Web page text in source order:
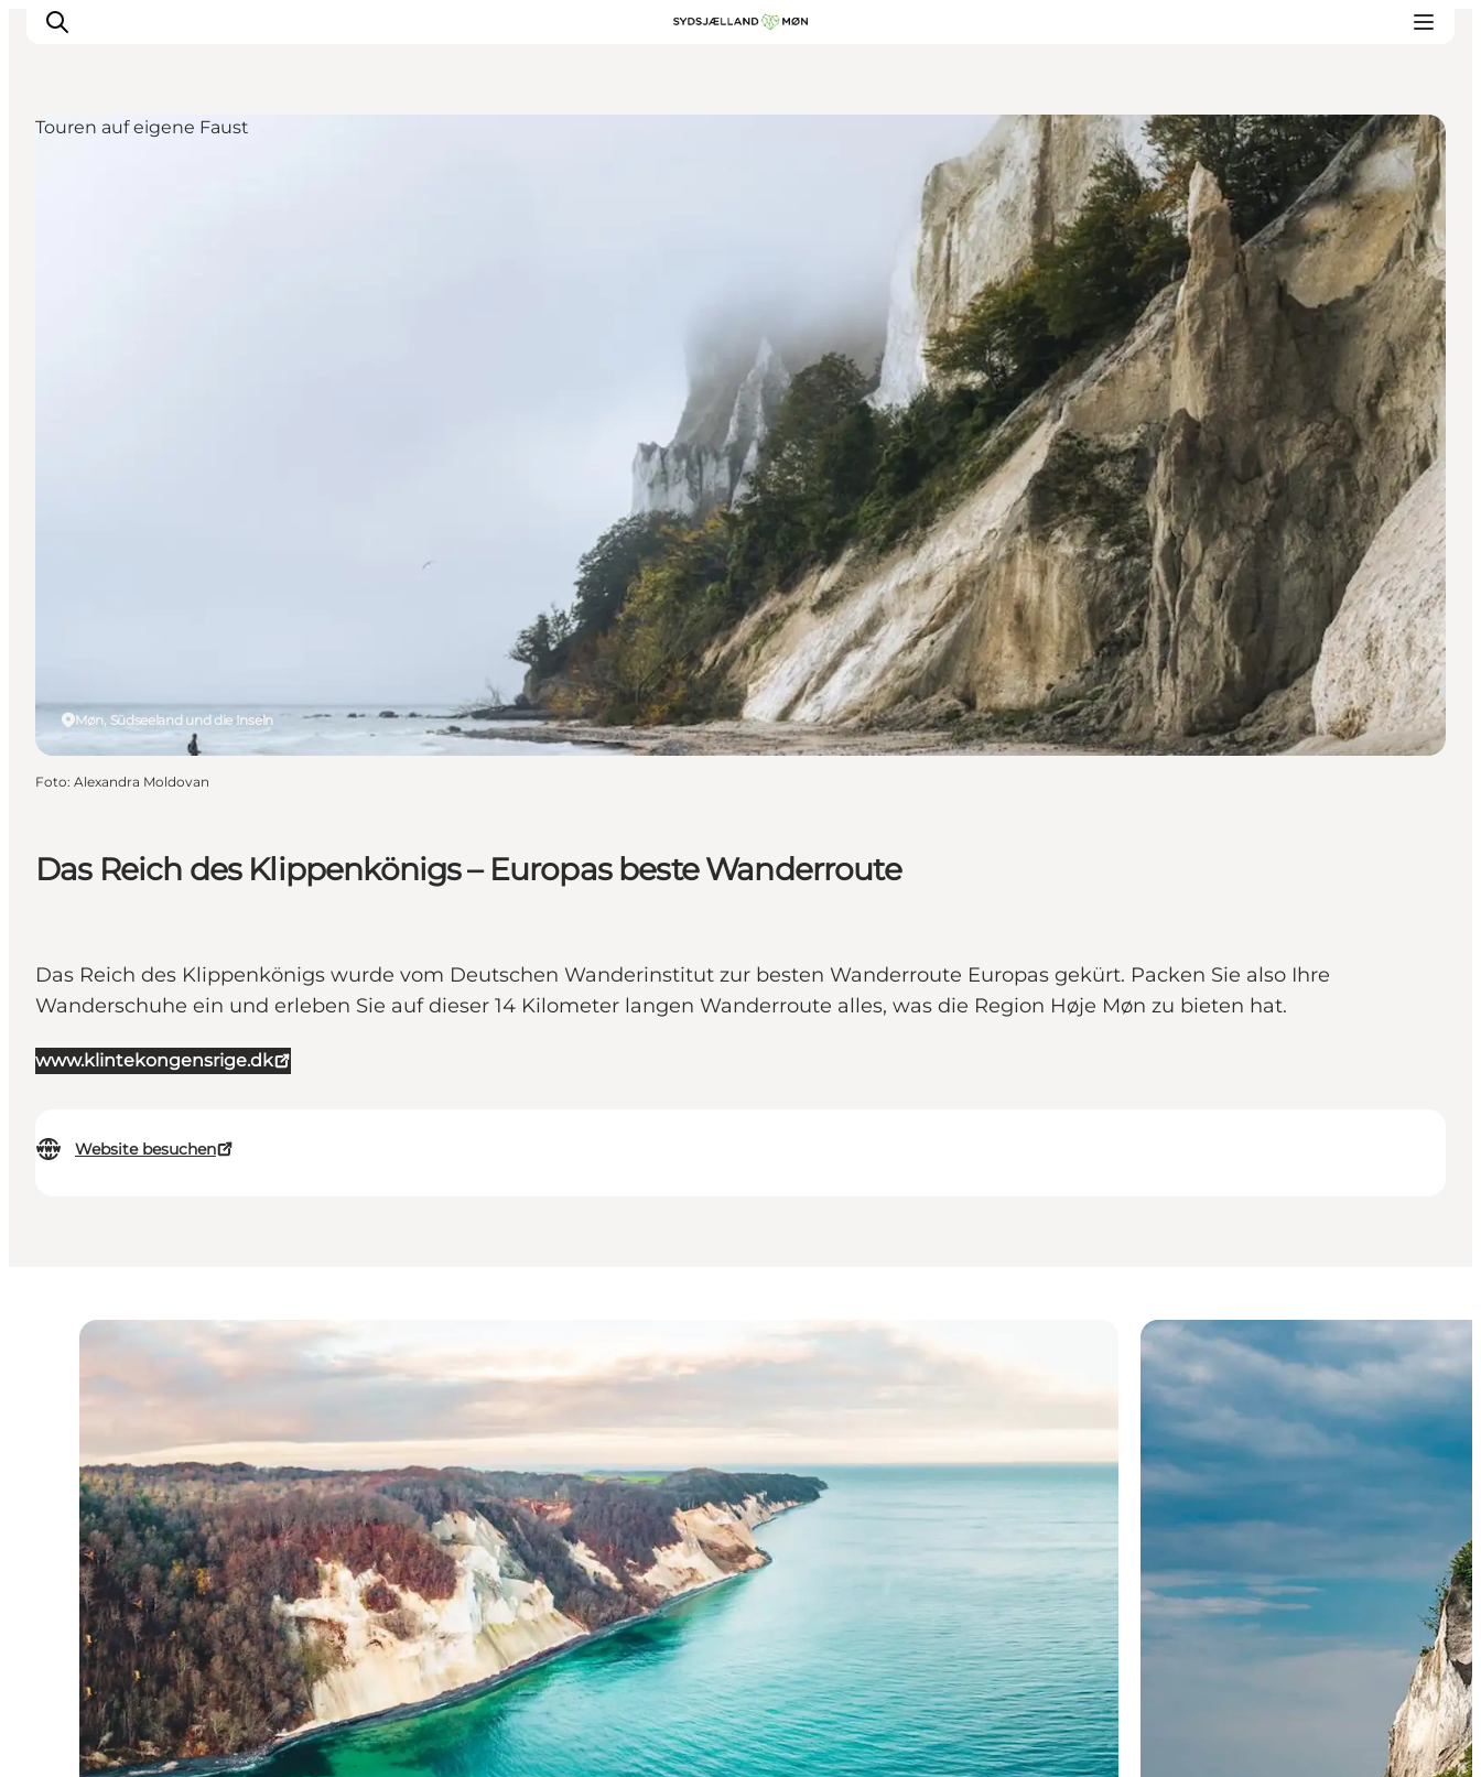
Das Reich des Klippenkönigs – Europas beste Wanderroute
Das Reich des Klippenkönigs wurde vom Deutschen Wanderinstitut zur besten Wanderroute Europas gekürt. Packen Sie also Ihre
Wanderschuhe ein und erleben Sie auf dieser 14 Kilometer langen Wanderroute alles, was die Region Høje Møn zu bieten hat.
www.klintekongensrige.dk
Website besuchen
Møn, Südseeland und die Inseln
Touren auf eigene Faust
Foto: Alexandra Moldovan